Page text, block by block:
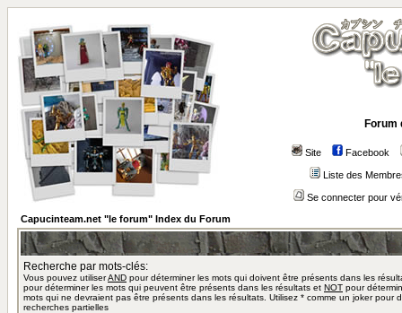
Forum
Site Facebook
Liste des
Se connecter pour
Capucinteam.net "le forum" Index du Forum
Recherche par mots-clés:
Vous pouvez utiliserAND pour déterminer les mots qui doivent être présents dans les
pour déterminer les mots qui peuvent être présents dans les résultats et NOT pour
mots qui ne devraient pas être présents dans les résultats. Utilisez * comme un joker pour
recherches partielles